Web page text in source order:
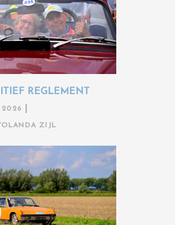
REGLEMENT
2026
ZIJL